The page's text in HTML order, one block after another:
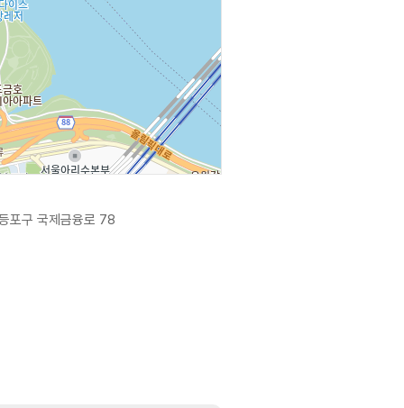
포구 국제금융로 78